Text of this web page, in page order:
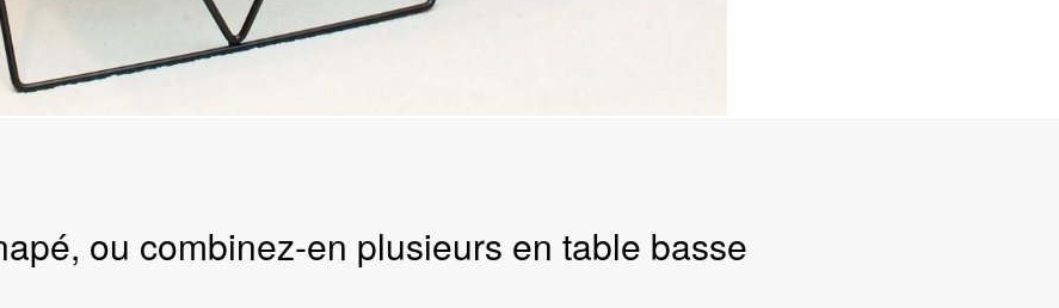
ou combinez-en plusieurs en table basse